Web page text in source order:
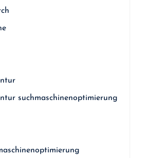
suchmaschinenoptimierung